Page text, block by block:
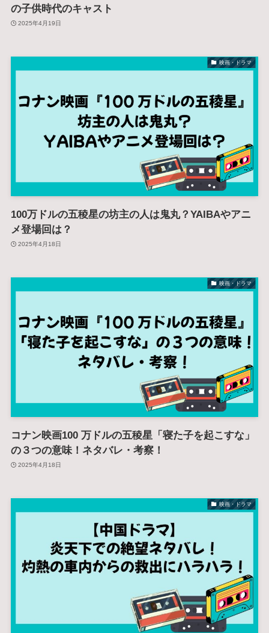
の子供時代のキャスト
2025年4月19日
映画・ドラマ
100万ドルの五稜星の坊主の人は鬼丸？YAIBAやアニ
メ登場回は？
2025年4月18日
映画・ドラマ
コナン映画100 万ドルの五稜星「寝た子を起こすな」
の３つの意味！ネタバレ・考察！
2025年4月18日
映画・ドラマ